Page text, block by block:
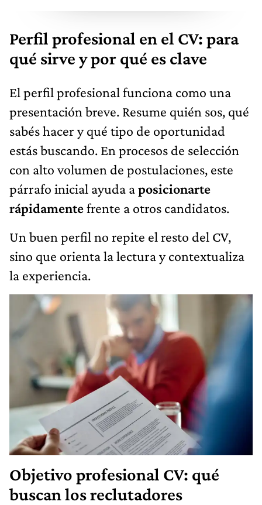
Perfil profesional en el CV: para
qué sirve y por qué es clave
El perfil profesional funciona como una
presentación breve. Resume quién sos, qué
sabés hacer y qué tipo de oportunidad
estás buscando. En procesos de selección
con alto volumen de postulaciones, este
párrafo inicial ayuda aposicionarte
rápidamentefrente a otros candidatos.
Un buen perfil no repite el resto del CV,
sino que orienta la lectura y contextualiza
la experiencia.
Objetivo profesional CV: qué
buscan los reclutadores